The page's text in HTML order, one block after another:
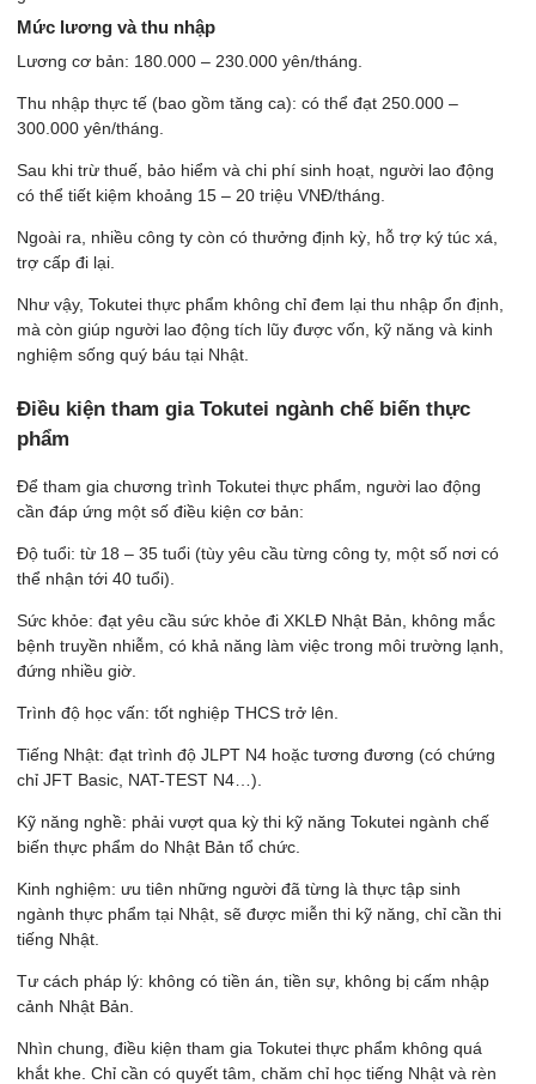
Mức lương và thu nhập
Lương cơ bản: 180.000 – 230.000 yên/tháng.
Thu nhập thực tế (bao gồm tăng ca): có thể đạt 250.000 –
300.000 yên/tháng.
Sau khi trừ thuế, bảo hiểm và chi phí sinh hoạt, người lao động
có thể tiết kiệm khoảng 15 – 20 triệu VNĐ/tháng.
Ngoài ra, nhiều công ty còn có thưởng định kỳ, hỗ trợ ký túc xá,
trợ cấp đi lại.
Như vậy, Tokutei thực phẩm không chỉ đem lại thu nhập ổn định,
mà còn giúp người lao động tích lũy được vốn, kỹ năng và kinh
nghiệm sống quý báu tại Nhật.
Điều kiện tham gia Tokutei ngành chế biến thực
phẩm
Để tham gia chương trình Tokutei thực phẩm, người lao động
cần đáp ứng một số điều kiện cơ bản:
Độ tuổi: từ 18 – 35 tuổi (tùy yêu cầu từng công ty, một số nơi có
thể nhận tới 40 tuổi).
Sức khỏe: đạt yêu cầu sức khỏe đi XKLĐ Nhật Bản, không mắc
bệnh truyền nhiễm, có khả năng làm việc trong môi trường lạnh,
đứng nhiều giờ.
Trình độ học vấn: tốt nghiệp THCS trở lên.
Tiếng Nhật: đạt trình độ JLPT N4 hoặc tương đương (có chứng
chỉ JFT Basic, NAT-TEST N4…).
Kỹ năng nghề: phải vượt qua kỳ thi kỹ năng Tokutei ngành chế
biến thực phẩm do Nhật Bản tổ chức.
Kinh nghiệm: ưu tiên những người đã từng là thực tập sinh
ngành thực phẩm tại Nhật, sẽ được miễn thi kỹ năng, chỉ cần thi
tiếng Nhật.
Tư cách pháp lý: không có tiền án, tiền sự, không bị cấm nhập
cảnh Nhật Bản.
Nhìn chung, điều kiện tham gia Tokutei thực phẩm không quá
khắt khe. Chỉ cần có quyết tâm, chăm chỉ học tiếng Nhật và rèn